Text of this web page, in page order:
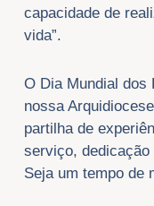
capacidade de
vida”.
O Dia Mundial dos
nossa
partilha de
serviço,
Seja um tempo de